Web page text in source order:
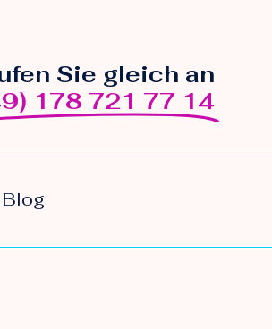
Sie gleich an
178 721 77 14
Blog